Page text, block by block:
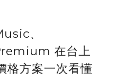
、
在台上
格方案一次看懂